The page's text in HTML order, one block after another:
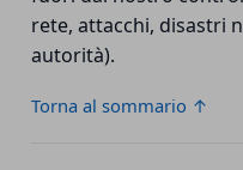
rete, attacchi, disastri
autorità).
Torna al sommario ↑